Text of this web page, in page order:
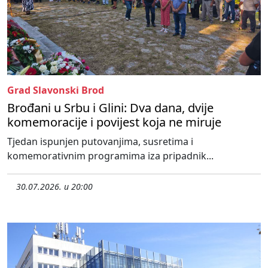
Grad Slavonski Brod
Brođani u Srbu i Glini: Dva dana, dvije
komemoracije i povijest koja ne miruje
Tjedan ispunjen putovanjima, susretima i
komemorativnim programima iza pripadnik...
30.07.2026. u 20:00